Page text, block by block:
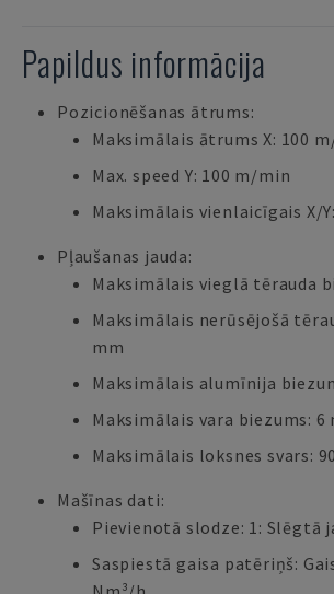
Papildus informācija
Pozicionēšanas ātrums:
Maksimālais ātrums X: 100
Max. speed Y: 100 m/min
Maksimālais vienlaicīgais X/
Pļaušanas jauda:
Maksimālais vieglā tērauda
Maksimālais nerūsējošā
mm
Maksimālais alumīnija
Maksimālais vara biezums: 6
Maksimālais loksnes svars:
Mašīnas dati:
Pievienotā slodze: 1: Slēgtā
Saspiestā gaisa patēriņš: